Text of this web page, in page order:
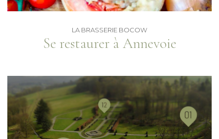
LA BRASSERIE BOCOW
Se restaurer à Annevoie